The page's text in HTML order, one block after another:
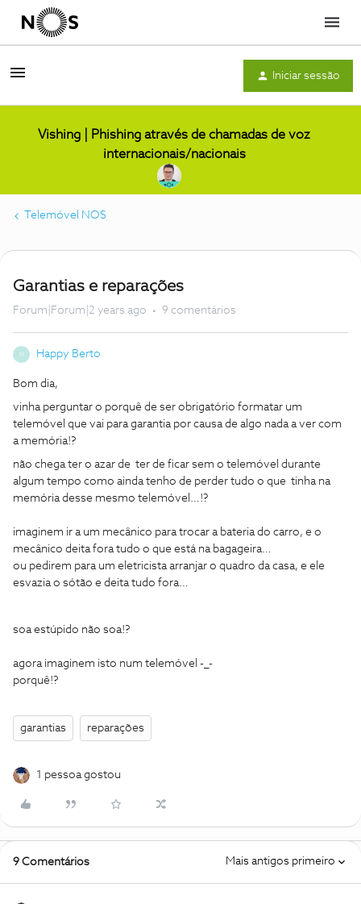
Menu
Iniciar sessão
Vishing | Phishing através de chamadas de voz
internacionais/nacionais
Telemóvel NOS
Garantias e reparações
Forum|Forum|2 years ago 9 comentários
Happy Berto
Bom dia,
vinha perguntar o porquê de ser obrigatório formatar um
telemóvel que vai para garantia por causa de algo nada a ver com
a memória!?
não chega ter o azar de ter de ficar sem o telemóvel durante
algum tempo como ainda tenho de perder tudo o que tinha na
memória desse mesmo telemóvel…!?
imaginem ir a um mecânico para trocar a bateria do carro, e o
mecânico deita fora tudo o que está na bagageira…
ou pedirem para um eletricista arranjar o quadro da casa, e ele
esvazia o sótão e deita tudo fora…
soa estúpido não soa!?
agora imaginem isto num telemóvel -_-
porquê!?
garantias reparações
1 pessoa gostou
9 Comentários Mais antigos primeiro